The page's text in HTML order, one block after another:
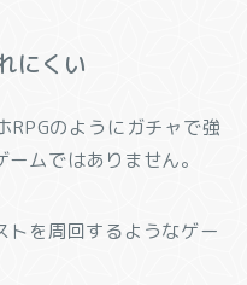
にくい
のようにガチャで強
ムではありません。
トを周回するようなゲー